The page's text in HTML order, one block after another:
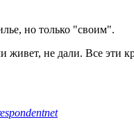
но только "своим".
не дали. Все эти